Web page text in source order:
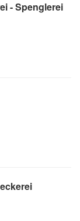
- Spenglerei